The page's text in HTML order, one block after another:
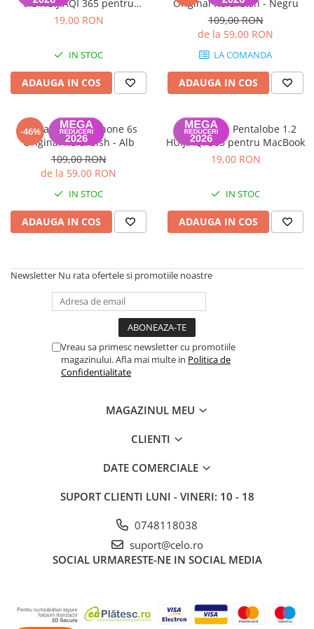
A2251 (Retina 13” 2020)
A2338 (M1/M2 13” 2020-2022)
A2442 (M1 14” 2021)
A2485 (M1 16” 2021)
A2918 (M3 14” 2023)
A2992 (M3 14” 2023)
Top Piese Mac
Baterii MacBook
Incarcatoare MacBook
MacBook Air
A1369 (13” 2010-2011)
A1466 (13” 2012-2017)
A1932 (13” 2018-2019)
A3113 (M3 13” 2024)
MacBook Pro
A1278 (Unibody 13” 2009-2012)
A1286 (Unibody 15” 2008-2012)
A1297 (Unibody 17” 2009-2011)
A1534 (Retina 12” 2015-2017)
0.8 HUIJIAQI 365 pentru
suburile de la carcasa
19,00 RON
IN STOC
ADAUGA IN COS
Original Refurbish - Negru
109,00 RON
de la 59,00 RON
LA COMANDA
ADAUGA IN COS
-46%
Display pentru iPhone 6s
Original Refurbish - Alb
109,00 RON
de la 59,00 RON
IN STOC
ADAUGA IN COS
Surubelnita Pentalobe 1.2
HUIJIAQI 365 pentru MacBook
19,00 RON
IN STOC
ADAUGA IN COS
Newsletter Nu rata ofertele si promotiile noastre
Vreau sa primesc newsletter cu promotiile
magazinului. Afla mai multe in Politica de
Confidentialitate
MAGAZINUL MEU
CLIENTI
DATE COMERCIALE
SUPORT CLIENTI LUNI - VINERI: 10 - 18
0748118038
suport@celo.ro
SOCIAL URMARESTE-NE IN SOCIAL MEDIA